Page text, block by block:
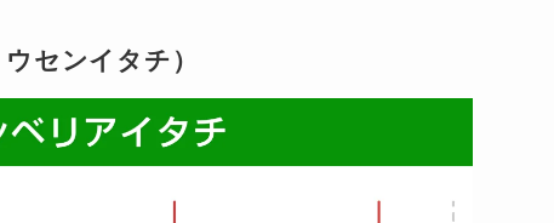
センイタチ）